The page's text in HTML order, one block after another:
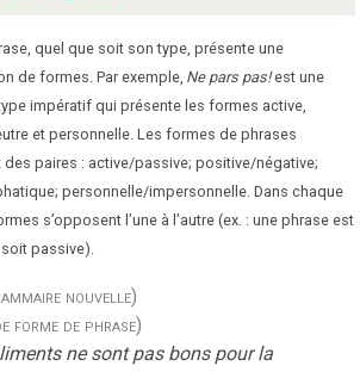
quel que soit son type, présente une
de formes. Par exemple, Ne pars pas!est une
impératif qui présente les formes active,
et personnelle. Les formes de phrases
paires : active/passive; positive/négative;
personnelle/impersonnelle. Dans chaque
s’opposent l’une à l’autre (ex. : une phrase est
passive).
nouvelle)
forme de phrase)
ne sont pas bons pour la